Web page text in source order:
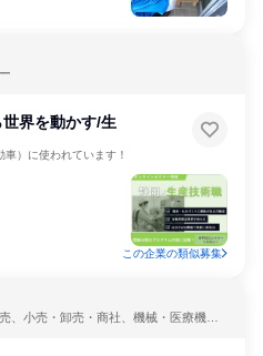
世界を動かす/生
）に使われています！
この企業の類似募集
、小売・卸売・商社、機械・医療機器